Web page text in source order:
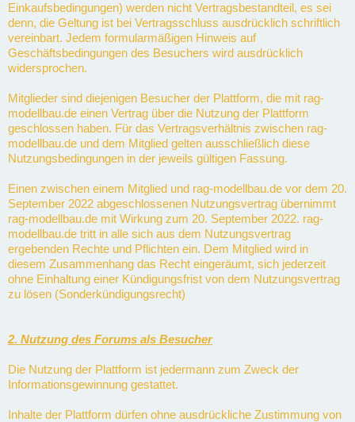
Einkaufsbedingungen) werden nicht Vertragsbestandteil, es sei
denn, die Geltung ist bei Vertragsschluss ausdrücklich schriftlich
vereinbart. Jedem formularmäßigen Hinweis auf
Geschäftsbedingungen des Besuchers wird ausdrücklich
widersprochen.
Mitglieder sind diejenigen Besucher der Plattform, die mit rag-
modellbau.de einen Vertrag über die Nutzung der Plattform
geschlossen haben. Für das Vertragsverhältnis zwischen rag-
modellbau.de und dem Mitglied gelten ausschließlich diese
Nutzungsbedingungen in der jeweils gültigen Fassung.
Einen zwischen einem Mitglied und rag-modellbau.de vor dem 20.
September 2022 abgeschlossenen Nutzungsvertrag übernimmt
rag-modellbau.de mit Wirkung zum 20. September 2022. rag-
modellbau.de tritt in alle sich aus dem Nutzungsvertrag
ergebenden Rechte und Pflichten ein. Dem Mitglied wird in
diesem Zusammenhang das Recht eingeräumt, sich jederzeit
ohne Einhaltung einer Kündigungsfrist von dem Nutzungsvertrag
zu lösen (Sonderkündigungsrecht)
2. Nutzung des Forums als Besucher
Die Nutzung der Plattform ist jedermann zum Zweck der
Informationsgewinnung gestattet.
Inhalte der Plattform dürfen ohne ausdrückliche Zustimmung von